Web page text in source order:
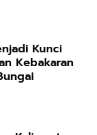
Kunci
Kebakaran